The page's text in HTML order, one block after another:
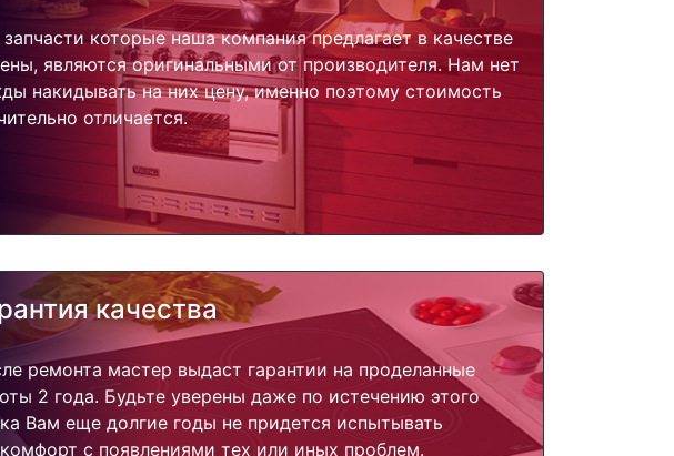
запчасти которые наша компания предлагает в качестве
являются оригинальными от производителя. Нам нет
накидывать на них цену, именно поэтому стоимость
отличается.
качества
ремонта мастер выдаст гарантии на проделанные
2 года. Будьте уверены даже по истечению этого
Вам еще долгие годы не придется испытывать
с появлениями тех или иных проблем.